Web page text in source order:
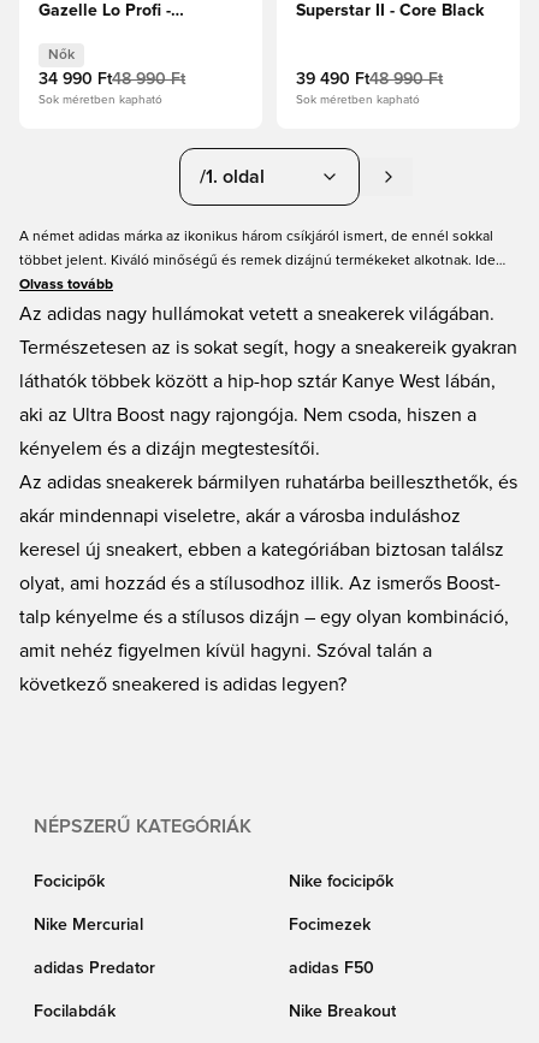
Gazelle Lo Profi -
Női
Nők
34 990 Ft48 990 Ft
Sok méretben kapható
Superstar II - Core Black
39 490 Ft48 990 Ft
Sok méretben kapható
/1. oldal
A német adidas márka az ikonikus három csíkjáról ismert, de ennél sokkal
többet jelent. Kiváló minőségű és remek dizájnú termékeket alkotnak. Ide
tartoznak a sneakereik is, olyan rendkívül népszerű modellekkel, mint az
Ultra Boost és a Superstar. A Unisport hatalmas adidas sneaker választékot
Unisport kedvező árakkal és gyors szállítással vár.
Olvass tovább
Az adidas nagy hullámokat vetett a sneakerek világában.
Természetesen az is sokat segít, hogy a sneakereik gyakran
láthatók többek között a hip-hop sztár Kanye West lábán,
aki az Ultra Boost nagy rajongója. Nem csoda, hiszen a
kényelem és a dizájn megtestesítői.
Az adidas sneakerek bármilyen ruhatárba beilleszthetők, és
akár mindennapi viseletre, akár a városba induláshoz
keresel új sneakert, ebben a kategóriában biztosan találsz
olyat, ami hozzád és a stílusodhoz illik. Az ismerős Boost-
talp kényelme és a stílusos dizájn – egy olyan kombináció,
amit nehéz figyelmen kívül hagyni. Szóval talán a
következő sneakered is adidas legyen?
NÉPSZERŰ KATEGÓRIÁK
Focicipők Nike focicipők
Nike Mercurial Focimezek
adidas Predator adidas F50
Focilabdák Nike Breakout